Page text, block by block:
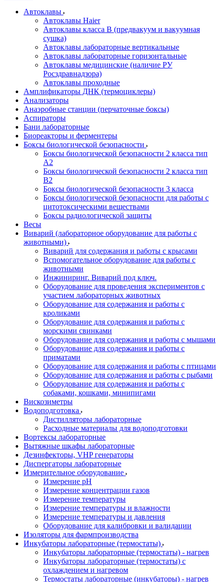
Автоклавы
Автоклавы Haier
Автоклавы класса B (предвакуум и вакуумная
сушка)
Автоклавы лабораторные вертикальные
Автоклавы лабораторные горизонтальные
Автоклавы медицинские (наличие РУ
Росздравнадзора)
Автоклавы проходные
Амплификаторы ДНК (термоциклеры)
Анализаторы
Анаэробные станции (перчаточные боксы)
Аспираторы
Бани лабораторные
Биореакторы и ферментеры
Боксы биологической безопасности
Боксы биологической безопасности 2 класса тип
A2
Боксы биологической безопасности 2 класса тип
B2
Боксы биологической безопасности 3 класса
Боксы биологической безопасности для работы с
цитотоксическими веществами
Боксы радиологической защиты
Весы
Виварий (лабораторное оборудование для работы с
животными)
Виварий для содержания и работы с крысами
Вспомогательное оборудование для работы с
животными
Инжиниринг. Виварий под ключ.
Оборудование для проведения экспериментов с
участием лабораторных животных
Оборудование для содержания и работы с
кроликами
Оборудование для содержания и работы с
морскими свинками
Оборудование для содержания и работы с мышами
Оборудование для содержания и работы с
приматами
Оборудование для содержания и работы с птицами
Оборудование для содержания и работы с рыбами
Оборудование для содержания и работы с
собаками, кошками, минипигами
Вискозиметры
Водоподготовка
Дистилляторы лабораторные
Расходные материалы для водоподготовки
Вортексы лабораторные
Вытяжные шкафы лабораторные
Дезинфекторы, VHP генераторы
Диспергаторы лабораторные
Измерительное оборудование
Измерение pH
Измерение концентрации газов
Измерение температуры
Измерение температуры и влажности
Измерение температуры и давления
Оборудование для калибровки и валидации
Изоляторы для фармпроизводства
Инкубаторы лабораторные (термостаты)
Инкубаторы лабораторные (термостаты) - нагрев
Инкубаторы лабораторные (термостаты) с
охлаждением и нагревом
Термостаты лабораторные (инкубаторы) - нагрев